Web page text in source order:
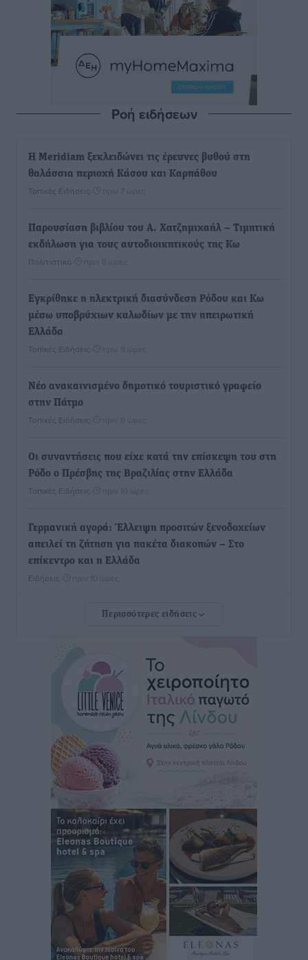
Ροή ειδήσεων
Η Meridiam ξεκλειδώνει τις έρευνες βυθού στη
θαλάσσια περιοχή Κάσου και Καρπάθου
Τοπικές Ειδήσεις πριν 7 ώρες
Παρουσίαση βιβλίου του Α. Χατζημιχαήλ – Τιμητική
εκδήλωση για τους αυτοδιοικητικούς της Κω
Πολιτιστικά πριν 8 ώρες
Εγκρίθηκε η ηλεκτρική διασύνδεση Ρόδου και Κω
μέσω υποβρύχιων καλωδίων με την ηπειρωτική
Ελλάδα
Τοπικές Ειδήσεις πριν 9 ώρες
Νέο ανακαινισμένο δημοτικό τουριστικό γραφείο
στην Πάτμο
Τοπικές Ειδήσεις πριν 9 ώρες
Οι συναντήσεις που είχε κατά την επίσκεψη του στη
Ρόδο ο Πρέσβης της Βραζιλίας στην Ελλάδα
Τοπικές Ειδήσεις πριν 10 ώρες
Γερμανική αγορά: Έλλειψη προσιτών ξενοδοχείων
απειλεί τη ζήτηση για πακέτα διακοπών – Στο
επίκεντρο και η Ελλάδα
Ειδήσεις πριν 10 ώρες
Νέο ξενοδοχείο στη Ρόδο για την H Hotels –
στην Κω
Τοπικές Ειδήσεις • πριν 10 ώρες
Αυτοκίνητο μπήκε παράνομα σε μονόδρομο στο
Μαστιχάρι – Αναποδογύρισε όχημα με μητέρα και
5χρονο παιδί
Τοπικές Ειδήσεις• πριν 10 ώρες
“Η Ευρώπη αντιμετώπιζε το προσφυγικό σαν ταινία
τρόμου” – Η συγκλονιστική μαρτυρία της Χαρούλας
Γιασιράνη στον RV για τα γεγονότα που οδήγησαν στο
Σύμφωνο της Λέρου
Τοπικές Ειδήσεις • πριν 10 ώρες
Συναυλία με τον Γιάννη Κότσιρα στις 21 Αυγούστου
Πολιτιστικά• πριν 10 ώρες
Έκτακτη συνεδρίαση της Δημοτικής Επιτροπής Ρόδου
Περισσότερες ειδήσεις